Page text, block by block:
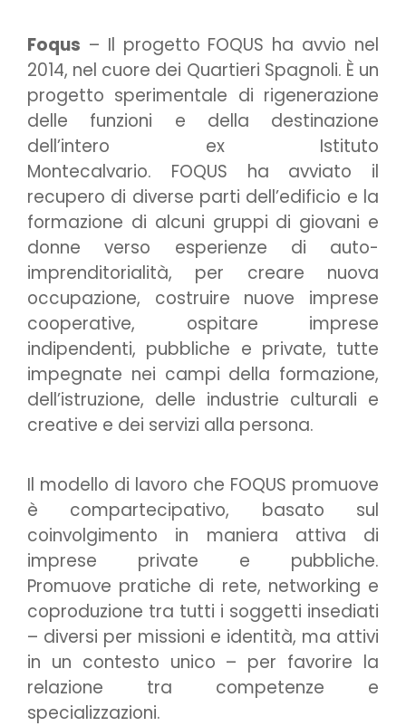
Foqus – Il progetto FOQUS ha avvio nel
2014, nel cuore dei Quartieri Spagnoli. È un
progetto sperimentale di rigenerazione
delle funzioni e della destinazione
dell’intero ex Istituto
Montecalvario. FOQUS ha avviato il
recupero di diverse parti dell’edificio e la
formazione di alcuni gruppi di giovani e
donne verso esperienze di auto-
imprenditorialità, per creare nuova
occupazione, costruire nuove imprese
cooperative, ospitare imprese
indipendenti, pubbliche e private, tutte
impegnate nei campi della formazione,
dell’istruzione, delle industrie culturali e
creative e dei servizi alla persona.
Il modello di lavoro che FOQUS promuove
è compartecipativo, basato sul
coinvolgimento in maniera attiva di
imprese private e pubbliche.
Promuove pratiche di rete, networking e
coproduzione tra tutti i soggetti insediati
– diversi per missioni e identità, ma attivi
in un contesto unico – per favorire la
relazione tra competenze e
specializzazioni.